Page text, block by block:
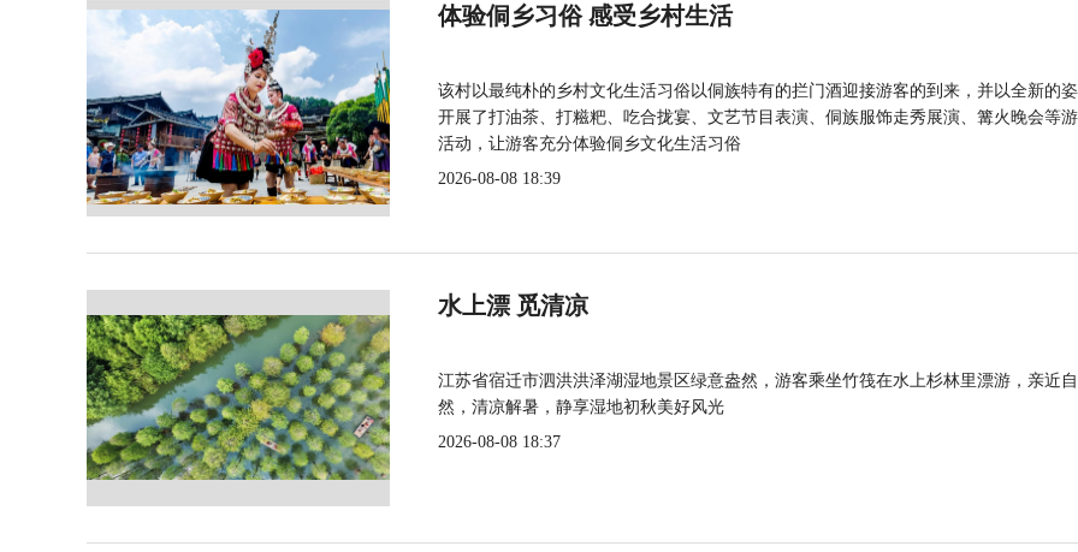
体验侗乡习俗 感受乡村生活
该村以最纯朴的乡村文化生活习俗以侗族特有的拦门酒迎接游客的到来，并以全新的
开展了打油茶、打糍粑、吃合拢宴、文艺节目表演、侗族服饰走秀展演、篝火晚会等
活动，让游客充分体验侗乡文化生活习俗
2026-08-08 18:39
水上漂 觅清凉
江苏省宿迁市泗洪洪泽湖湿地景区绿意盎然，游客乘坐竹筏在水上杉林里漂游，亲近自
然，清凉解暑，静享湿地初秋美好风光
2026-08-08 18:37